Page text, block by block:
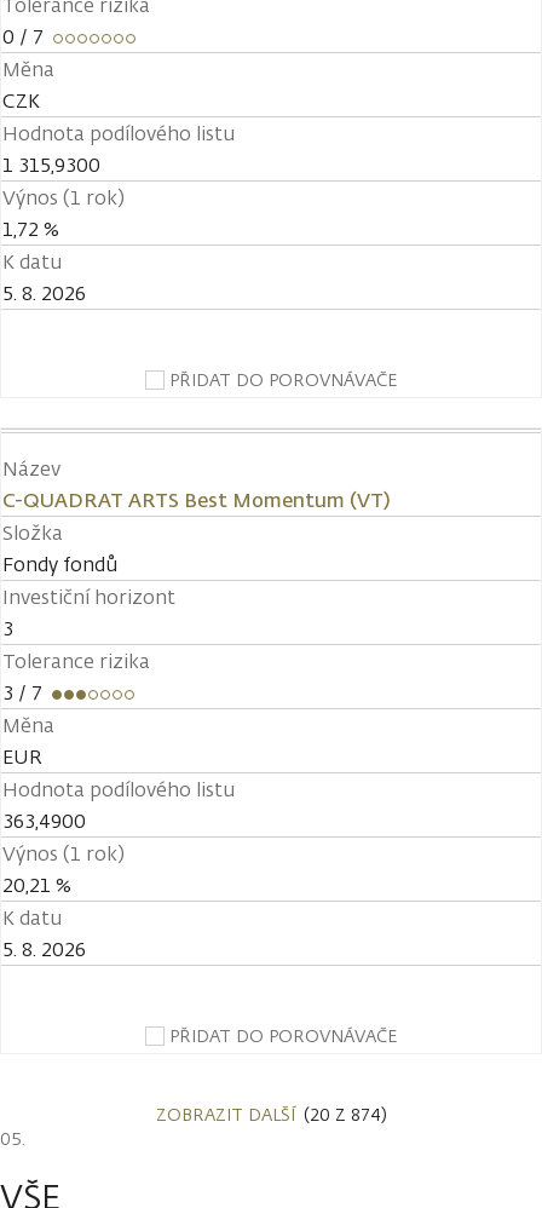
0 / 7
Měna
CZK
Hodnota podílového listu
1 315,9300
Výnos (1 rok)
1,72 %
K datu
5. 8. 2026
PŘIDAT DO POROVNÁVAČE
Název
C-QUADRAT ARTS Best Momentum (VT)
Složka
Fondy fondů
Investiční horizont
3
Tolerance rizika
3 / 7
Měna
EUR
Hodnota podílového listu
363,4900
Výnos (1 rok)
20,21 %
K datu
5. 8. 2026
PŘIDAT DO POROVNÁVAČE
ZOBRAZIT DALŠÍ (20 Z 874)
VŠE